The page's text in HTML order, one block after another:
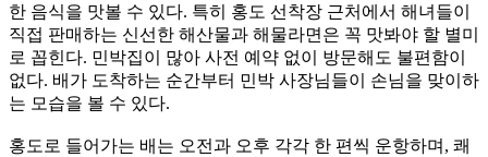
한 음식을 맛볼 수 있다. 특히 홍도 선착장 근처에서 해녀들이
직접 판매하는 신선한 해산물과 해물라면은 꼭 맛봐야 할 별미
로 꼽힌다. 민박집이 많아 사전 예약 없이 방문해도 불편함이
없다. 배가 도착하는 순간부터 민박 사장님들이 손님을 맞이하
는 모습을 볼 수 있다.
홍도로 들어가는 배는 오전과 오후 각각 한 편씩 운항하며, 쾌